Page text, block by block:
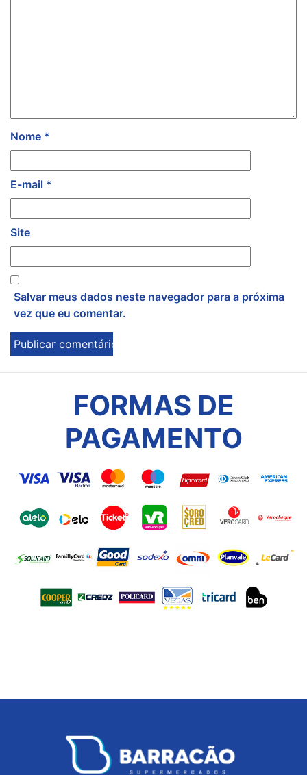
Nome *
E-mail *
Site
Salvar meus dados neste navegador para a próxima
vez que eu comentar.
FORMAS DE
PAGAMENTO